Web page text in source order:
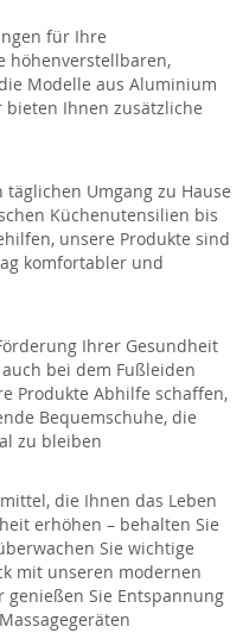
für Ihre
höhenverstellbaren,
Modelle aus Aluminium
bieten Ihnen zusätzliche
Umgang zu Hause
Küchenutensilien bis
unsere Produkte sind
komfortabler und
Ihrer Gesundheit
bei dem Fußleiden
Produkte Abhilfe schaffen,
Bequemschuhe, die
zu bleiben
die Ihnen das Leben
erhöhen – behalten Sie
Sie wichtige
mit unseren modernen
Sie Entspannung